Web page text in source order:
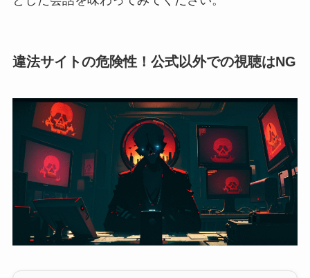
違法サイトの危険性！公式以外での視聴はNG